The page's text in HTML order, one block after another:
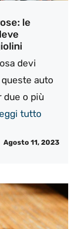
le
devi
auto
due o più
tutto
Agosto 11, 2023